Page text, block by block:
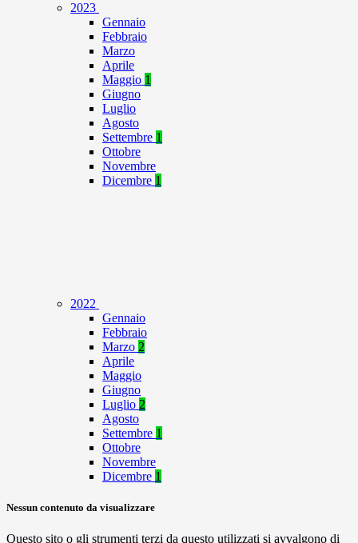
2023
Gennaio
Febbraio
Marzo
Aprile
Maggio 1
Giugno
Luglio
Agosto
Settembre 1
Ottobre
Novembre
Dicembre 1
2022
Gennaio
Febbraio
Marzo 2
Aprile
Maggio
Giugno
Luglio 2
Agosto
Settembre 1
Ottobre
Novembre
Dicembre 1
Nessun contenuto da visualizzare
Questo sito o gli strumenti terzi da questo utilizzati si avvalgono di